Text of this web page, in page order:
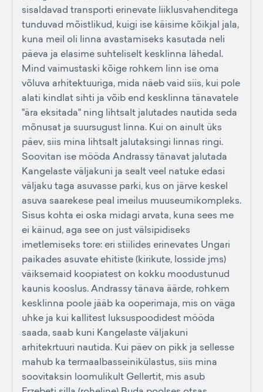
sisaldavad transporti erinevate liiklusvahenditega
tunduvad mõistlikud, kuigi ise käisime kõikjal jala,
kuna meil oli linna avastamiseks kasutada neli
päeva ja elasime suhteliselt kesklinna lähedal.
Mind vaimustaski kõige rohkem linn ise oma
võluva arhitektuuriga, mida näeb vaid siis, kui pole
alati kindlat sihti ja võib end kesklinna tänavatele
"ära eksitada" ning lihtsalt jalutades nautida seda
mõnusat ja suursugust linna. Kui on ainult üks
päev, siis mina lihtsalt jalutaksingi linnas ringi.
Soovitan ise mööda Andrassy tänavat jalutada
Kangelaste väljakuni ja sealt veel natuke edasi
väljaku taga asuvasse parki, kus on järve keskel
asuva saarekese peal imeilus muuseumikompleks.
Sisus kohta ei oska midagi arvata, kuna sees me
ei käinud, aga see on just välsipidiseks
imetlemiseks tore: eri stiilides erinevates Ungari
paikades asuvate ehitiste (kirikute, losside jms)
väiksemaid koopiatest on kokku moodustunud
kaunis kooslus. Andrassy tänava äärde, rohkem
kesklinna poole jääb ka ooperimaja, mis on väga
uhke ja kui kallitest luksuspoodidest mööda
saada, saab kuni Kangelaste väljakuni
arhitekrtuuri nautida. Kui päev on pikk ja sellesse
mahub ka termaalbasseinikülastus, siis mina
soovitaksin loomulikult Gellertit, mis asub